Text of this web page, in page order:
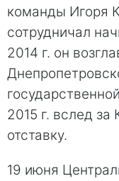
команды Игоря
сотрудничал
2014 г. он
2015 г. вслед
отставку.
19 июня